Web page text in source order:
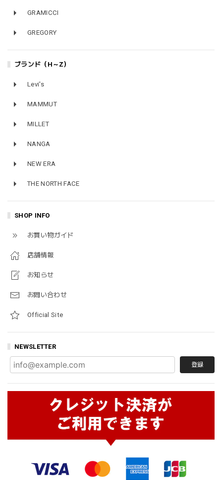
GRAMICCI
GREGORY
ブランド（H～Z）
Levi's
MAMMUT
MILLET
NANGA
NEW ERA
THE NORTH FACE
SHOP INFO
お買い物ガイド
店舗情報
お知らせ
お問い合わせ
Official Site
NEWSLETTER
登録